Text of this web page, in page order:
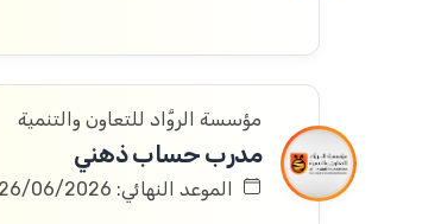
مؤسسة الروَّاد للتعاون والتنمية
مدرب حساب ذهني
الموعد النهائي: 26/06/2026